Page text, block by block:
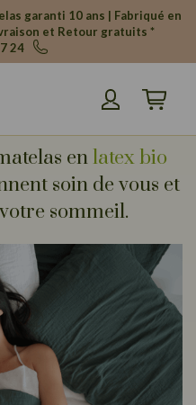
garanti 10 ans | Fabriqué en
et Retour gratuits *
24
Mon
enlatex bio
soin de vous et
sommeil.